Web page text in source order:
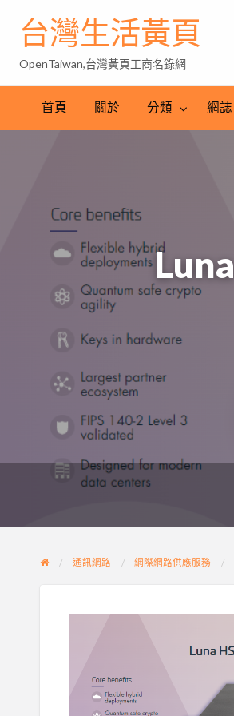
台灣生活黃頁
OpenTaiwan,台灣黃頁工商名錄網
首頁 關於 分類 網誌
通訊網路 網際網路供應服務